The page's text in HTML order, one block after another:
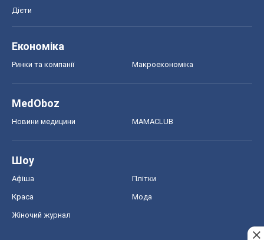
Дієти
Економіка
Ринки та компанії Макроекономіка
MedOboz
Новини медицини MAMACLUB
Шоу
Афіша Плітки
Краса Мода
Жіночий журнал